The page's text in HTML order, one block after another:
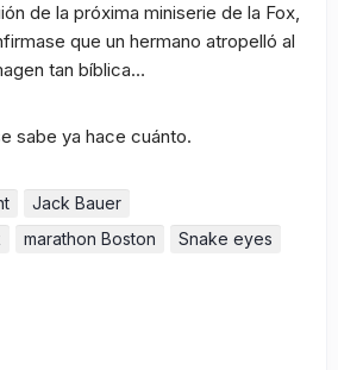
de la próxima miniserie de la Fox,
que un hermano atropelló al
tan bíblica…
sabe ya hace cuánto.
Jack Bauer
marathon Boston
Snake eyes